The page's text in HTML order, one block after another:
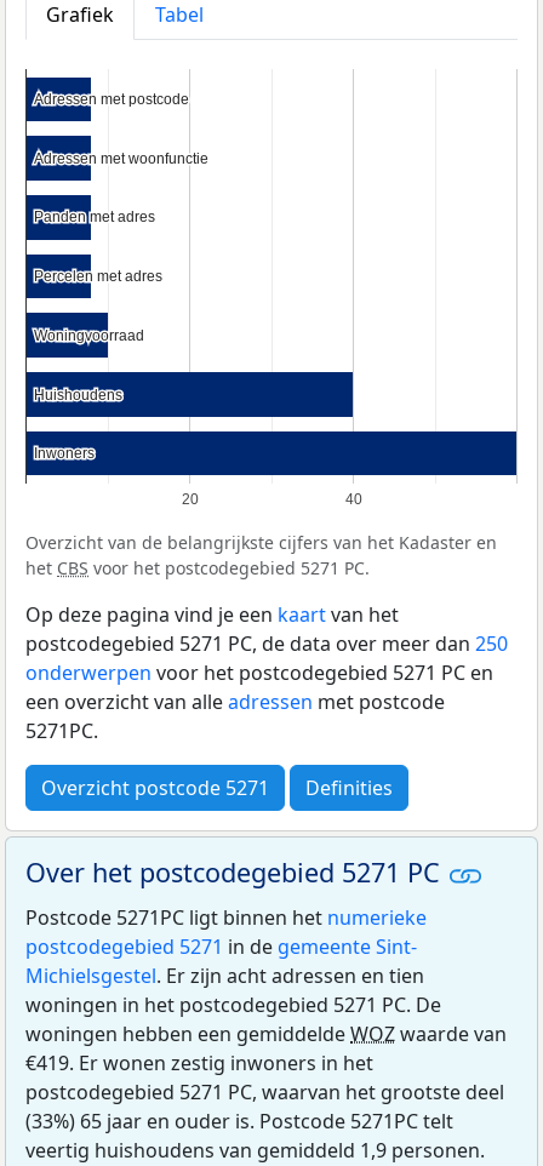
Grafiek
Tabel
20 40
Adressen met postcode
Adressen met postcode
Adressen met woonfunctie
Adressen met woonfunctie
Panden met adres
Panden met adres
Percelen met adres
Percelen met adres
Woningvoorraad
Woningvoorraad
Huishoudens
Huishoudens
Inwoners
Inwoners
Overzicht van de belangrijkste cijfers van het Kadaster en
het CBS voor het postcodegebied 5271 PC.
Op deze pagina vind je een kaartvan het
postcodegebied 5271 PC, de data over meer dan 250
onderwerpen voor het postcodegebied 5271 PC en
een overzicht van alleadressen met postcode
5271PC.
Overzicht postcode 5271 Definities
Over het postcodegebied 5271 PC
Postcode 5271PC ligt binnen het numerieke
postcodegebied 5271 in de gemeente Sint-
Michielsgestel. Er zijn acht adressen en tien
woningen in het postcodegebied 5271 PC. De
woningen hebben een gemiddeldeWOZwaarde van
€419. Er wonen zestig inwoners in het
postcodegebied 5271 PC, waarvan het grootste deel
(33%) 65 jaar en ouder is. Postcode 5271PC telt
veertig huishoudens van gemiddeld 1,9 personen.